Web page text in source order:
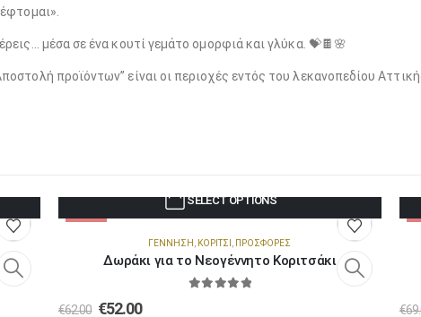
μέσα σε ένα κουτί γεμάτο ομορφιά και γλύκα. 💝🍫🌸
προϊόντων” είναι οι περιοχές εντός του λεκανοπεδίου
SELECT OPTIONS
ΓΈΝΝΗΣΗ ΚΟΡΊΤΣΙ ΠΡΟΣΦΟΡΈΣ
Δωράκι για το Νεογέννητο Κοριτσάκι
€62.00 €52.00 €